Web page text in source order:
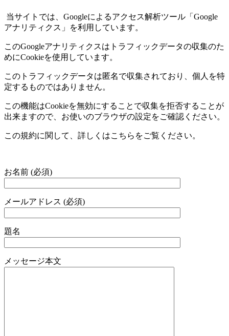
当サイトでは、 Googleによるアクセス解析ツール「 Google
アナリティクス」を利用しています。
このGoogleアナリティクスはトラフィックデータの収集のた
めにCookieを使用しています。
このトラフィックデータは匿名で収集されており、個人を特
定するものではありません。
この機能はCookieを無効にすることで収集を拒否することが
出来ますので、お使いのブラウザの設定をご確認ください。
この規約に関して、詳しくはこちらをご覧ください。
お名前 (必須)
メールアドレス (必須)
題名
メッセージ本文